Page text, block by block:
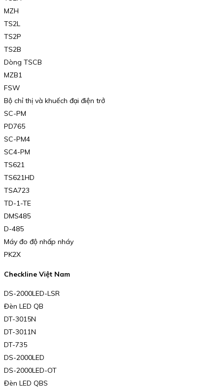
MZH
TS2L
TS2P
TS2B
Dòng TSCB
MZB1
FSW
Bộ chỉ thị và khuếch đại điện trở
SC-PM
PD765
SC-PM4
SC4-PM
TS621
TS621HD
TSA723
TD-1-TE
DMS485
D-485
Máy đo độ nhấp nháy
PK2X
Checkline Việt Nam
DS-2000LED-LSR
Đèn LED QB
DT-3015N
DT-3011N
DT-735
DS-2000LED
DS-2000LED-OT
Đèn LED QBS